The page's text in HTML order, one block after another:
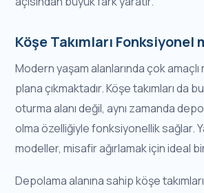
Köşe Takımları Fonksiyonel
Modern yaşam alanlarında çok
plana çıkmaktadır. Köşe takımları da
oturma alanı değil, aynı zamanda
olma özelliğiyle fonksiyonellik sağlar.
modeller, misafir ağırlamak için ideal
Depolama alanına sahip köşe